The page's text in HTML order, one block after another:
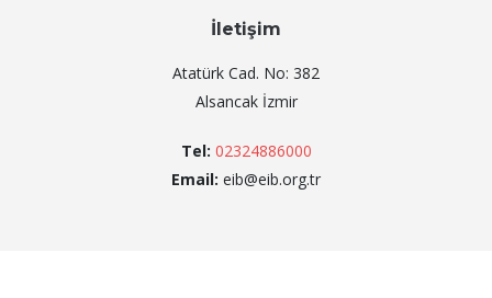
İletişim
Atatürk Cad. No: 382
Alsancak İzmir
Tel: 02324886000
Email: eib@eib.org.tr